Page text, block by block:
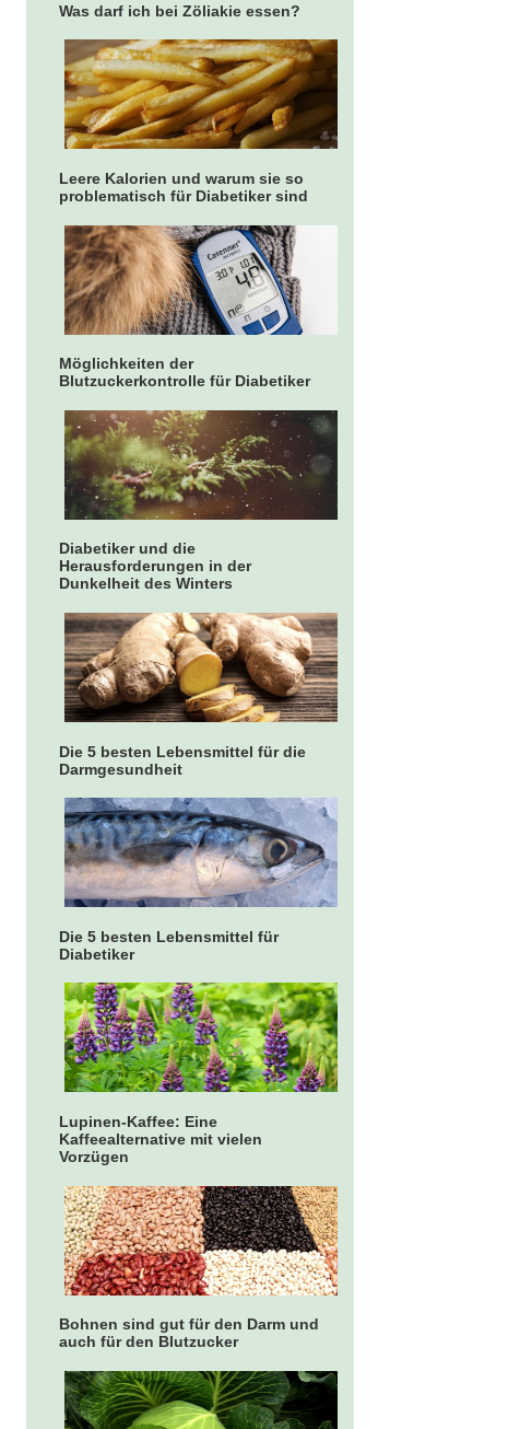
Was darf ich bei Zöliakie essen?
Leere Kalorien und warum sie so
problematisch für Diabetiker sind
Möglichkeiten der
Blutzuckerkontrolle für Diabetiker
Diabetiker und die
Herausforderungen in der
Dunkelheit des Winters
Die 5 besten Lebensmittel für die
Darmgesundheit
Die 5 besten Lebensmittel für
Diabetiker
Lupinen-Kaffee: Eine
Kaffeealternative mit vielen
Vorzügen
Bohnen sind gut für den Darm und
auch für den Blutzucker